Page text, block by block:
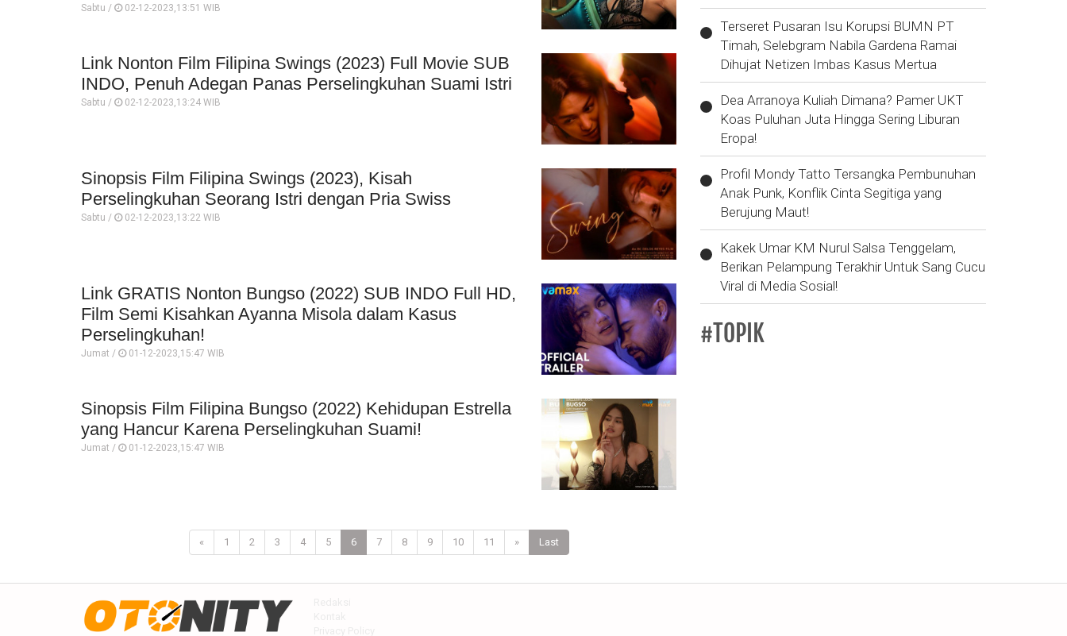
Sabtu / 02-12-2023,13:51 WIB
Link Nonton Film Filipina Swings (2023) Full Movie SUB
INDO, Penuh Adegan Panas Perselingkuhan Suami Istri
Sabtu / 02-12-2023,13:24 WIB
Sinopsis Film Filipina Swings (2023), Kisah
Perselingkuhan Seorang Istri dengan Pria Swiss
Sabtu / 02-12-2023,13:22 WIB
Link GRATIS Nonton Bungso (2022) SUB INDO Full HD,
Film Semi Kisahkan Ayanna Misola dalam Kasus
Perselingkuhan!
Jumat / 01-12-2023,15:47 WIB
Sinopsis Film Filipina Bungso (2022) Kehidupan Estrella
yang Hancur Karena Perselingkuhan Suami!
Jumat / 01-12-2023,15:47 WIB
« 1 2 3 4 5 6 7 8 9 10 11 » Last
Terseret Pusaran Isu Korupsi BUMN PT
Timah, Selebgram Nabila Gardena Ramai
Dihujat Netizen Imbas Kasus Mertua
Dea Arranoya Kuliah Dimana? Pamer UKT
Koas Puluhan Juta Hingga Sering Liburan
Eropa!
Profil Mondy Tatto Tersangka Pembunuhan
Anak Punk, Konflik Cinta Segitiga yang
Berujung Maut!
Kakek Umar KM Nurul Salsa Tenggelam,
Berikan Pelampung Terakhir Untuk Sang Cucu
Viral di Media Sosial!
#TOPIK